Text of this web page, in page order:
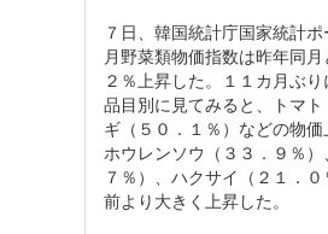
７日、韓国統計庁国家統計
月野菜類物価指数は昨年同月
２％上昇した。１１カ月ぶり
品目別に見てみると、トマ
ギ（５０．１％）などの物価
ホウレンソウ（３３．９％）
７％）、ハクサイ（２１．
前より大きく上昇した。